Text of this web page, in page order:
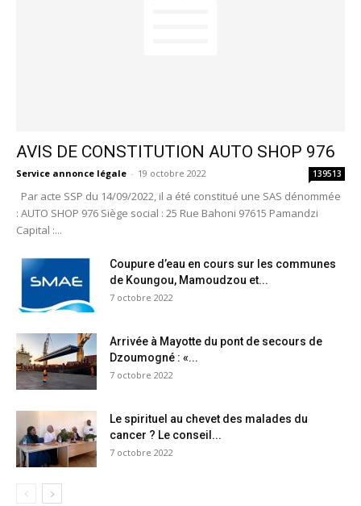
AVIS DE CONSTITUTION AUTO SHOP 976
Service annonce légale - 19 octobre 2022 139513
Par acte SSP du 14/09/2022, il a été constitué une SAS dénommée
: AUTO SHOP 976 Siège social : 25 Rue Bahoni 97615 Pamandzi
Capital :...
Coupure d’eau en cours sur les communes
de Koungou, Mamoudzou et...
7 octobre 2022
Arrivée à Mayotte du pont de secours de
Dzoumogné : «...
7 octobre 2022
Le spirituel au chevet des malades du
cancer ? Le conseil...
7 octobre 2022